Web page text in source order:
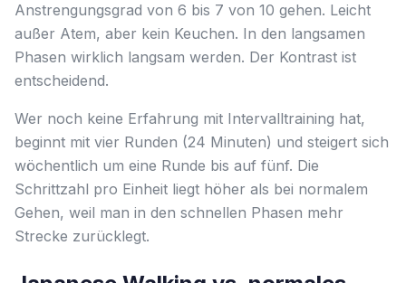
Anstrengungsgrad von 6 bis 7 von 10 gehen. Leicht
außer Atem, aber kein Keuchen. In den langsamen
Phasen wirklich langsam werden. Der Kontrast ist
entscheidend.
Wer noch keine Erfahrung mit Intervalltraining hat,
beginnt mit vier Runden (24 Minuten) und steigert sich
wöchentlich um eine Runde bis auf fünf. Die
Schrittzahl pro Einheit liegt höher als bei normalem
Gehen, weil man in den schnellen Phasen mehr
Strecke zurücklegt.